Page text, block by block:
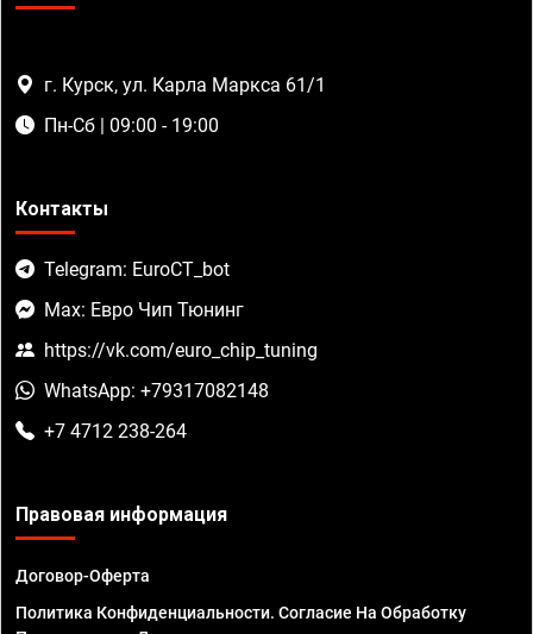
г. Курск, ул. Карла Маркса 61/1
Пн-Сб | 09:00 - 19:00
Контакты
Telegram: EuroCT_bot
Max: Евро Чип Тюнинг
https://vk.com/euro_chip_tuning
WhatsApp: +79317082148
+7 4712 238-264
Правовая информация
Договор-Оферта
Политика Конфиденциальности. Согласие На Обработку